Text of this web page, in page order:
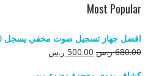
Most Popular
افضل جهاز تسجيل صوت مخفي يسجل 20 يوم متواصلة.
680.00 ر.س السعر
500.00 ر.سالسعر